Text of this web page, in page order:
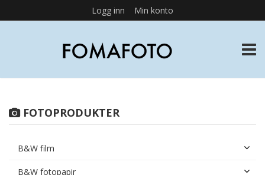
Logg inn Min konto
FOTOPRODUKTER
B&W film
B&W fotopapir